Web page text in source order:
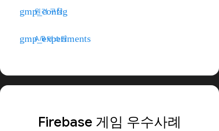
gmp_config
원격 구성
gmp_experiments
A/B 테스팅
Firebase 게임 우수사례